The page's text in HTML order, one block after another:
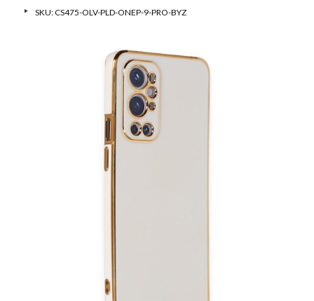
SKU: CS475-OLV-PLD-ONEP-9-PRO-BYZ